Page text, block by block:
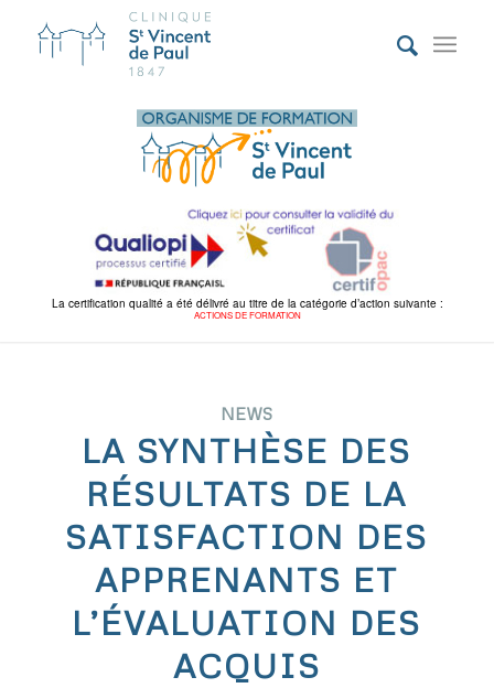
La certification qualité a été délivré au titre de la catégorie d’action suivante :
ACTIONS DE FORMATION
NEWS
LA SYNTHÈSE DES
RÉSULTATS DE LA
SATISFACTION DES
APPRENANTS ET
L’ÉVALUATION DES
ACQUIS